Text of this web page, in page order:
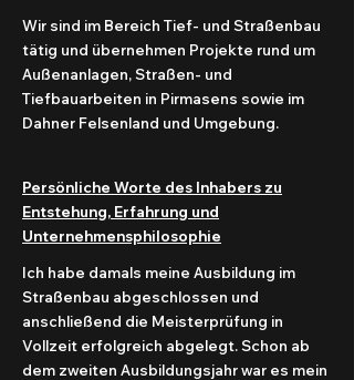
Wir sind im Bereich Tief- und Straßenbau
tätig und übernehmen Projekte rund um
Außenanlagen, Straßen- und
Tiefbauarbeiten in Pirmasens sowie im
Dahner Felsenland und Umgebung.
Persönliche Worte des Inhabers zu
Entstehung, Erfahrung und
Unternehmensphilosophie
Ich habe damals meine Ausbildung im
Straßenbau abgeschlossen und
anschließend die Meisterprüfung in
Vollzeit erfolgreich abgelegt. Schon ab
dem zweiten Ausbildungsjahr war es mein